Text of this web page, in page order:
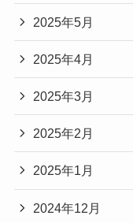
2025年5月
2025年4月
2025年3月
2025年2月
2025年1月
2024年12月